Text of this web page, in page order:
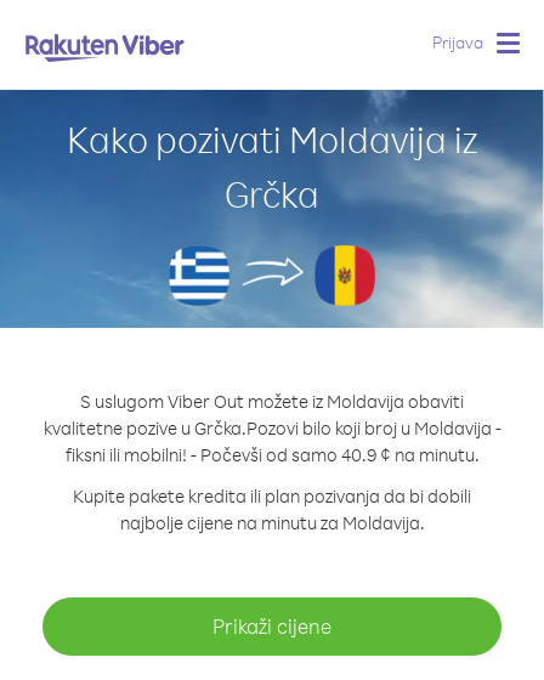
Prijava
Kako pozivati Moldavija iz
Grčka
S uslugom Viber Out možete iz Moldavija obaviti
kvalitetne pozive u Grčka.Pozovi bilo koji broj u Moldavija -
fiksni ili mobilni! - Počevši od samo 40.9 ¢ na minutu.
Kupite pakete kredita ili plan pozivanja da bi dobili
najbolje cijene na minutu za Moldavija.
Prikaži cijene